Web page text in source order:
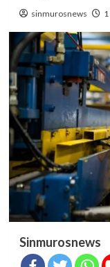
sinmurosnews
Sinmurosnews